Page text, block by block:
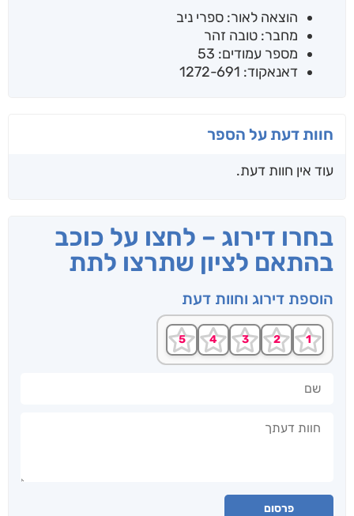
הוצאה לאור: ספרי ניב
מחבר: טובה זהר
מספר עמודים: 53
דאנאקוד: 1272-691
חוות דעת על הספר
עוד אין חוות דעת.
בחרו דירוג – לחצו על כוכב
בהתאם לציון שתרצו לתת
הוספת דירוג וחוות דעת
פרסום